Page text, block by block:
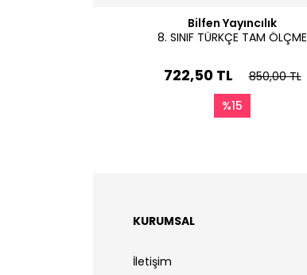
Bilfen Yayıncılık
8. SINIF TÜRKÇE TAM ÖLÇME
722,50 TL
850,00 TL
%15
KURUMSAL
İletişim